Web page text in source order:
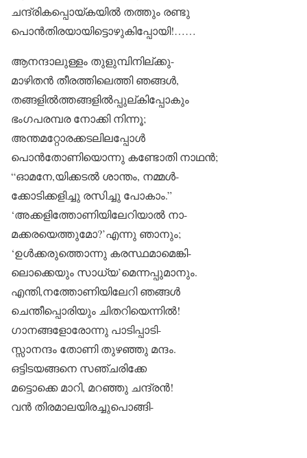
ചന്ദ്രികപ്പൊയ്കയിൽ തത്തും രണ്ടു
പൊൻതിരയായിട്ടൊഴുകിപ്പോയി!……
ആനന്ദാലുള്ളം തുളുമ്പിനില്ക്കു-
മാഴിതൻ തീരത്തിലെത്തി ഞങ്ങൾ,
തങ്ങളിൽത്തങ്ങളിൽപ്പുല്കിപ്പോകും
ഭംഗപരമ്പര നോക്കി നിന്നൂ;
അന്തമറ്റോരക്കടലിലപ്പോൾ
പൊൻതോണിയൊന്നു കണ്ടോതി നാഥൻ;
“ഓമനേ,യിക്കടൽ ശാന്തം, നമ്മൾ-
ക്കോടിക്കളിച്ചു രസിച്ചു പോകാം.”
‘അക്കളിത്തോണിയിലേറിയാൽ നാ-
മക്കരയെത്തുമോ?’എന്നു ഞാനും;
‘ഉൾക്കരുത്തൊന്നു കരസ്ഥമാമെങ്കി-
ലൊക്കെയും സാധ്യ’മെന്നപ്പുമാനും.
എന്തി,നത്തോണിയിലേറി ഞങ്ങൾ
ചെന്തീപ്പൊരിയും ചിതറിയെന്നിൽ!
ഗാനങ്ങളോരോന്നു പാടിപ്പാടി-
സ്സാനന്ദം തോണി തുഴഞ്ഞു മന്ദം.
ഒട്ടിടയങ്ങനെ സഞ്ചരിക്കേ
മട്ടൊക്കെ മാറി, മറഞ്ഞു ചന്ദ്രൻ!
വൻ തിരമാലയിരച്ചുപൊങ്ങി-